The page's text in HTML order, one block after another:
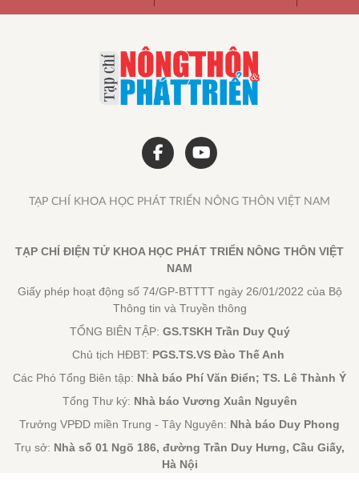
TẠP CHÍ KHOA HỌC PHÁT TRIỂN NÔNG THÔN VIỆT NAM
TẠP CHÍ ĐIỆN TỬ KHOA HỌC PHÁT TRIỂN NÔNG THÔN VIỆT
NAM
Giấy phép hoạt động số 74/GP-BTTTT ngày 26/01/2022 của Bộ
Thông tin và Truyền thông
TỔNG BIÊN TẬP: GS.TSKH Trần Duy Quý
Chủ tịch HĐBT: PGS.TS.VS Đào Thế Anh
Các Phó Tổng Biên tập: Nhà báo Phí Văn Điển; TS. Lê Thành Ý
Tổng Thư ký: Nhà báo Vương Xuân Nguyên
Trưởng VPĐD miền Trung - Tây Nguyên: Nhà báo Duy Phong
Trụ sở: Nhà số 01 Ngõ 186, đường Trần Duy Hưng, Cầu Giấy,
Hà Nội